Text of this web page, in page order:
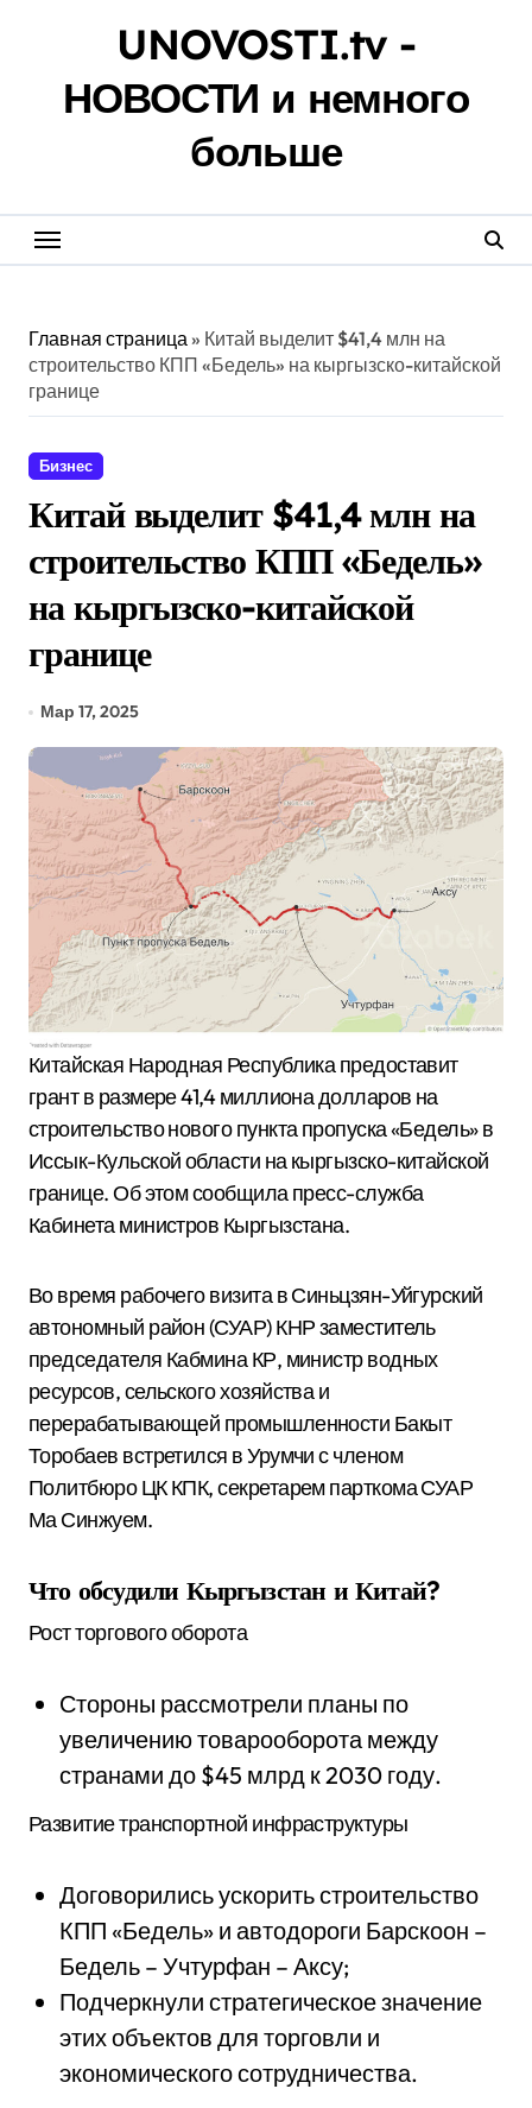
UNOVOSTI.tv -
НОВОСТИ и немного
больше
Главная страница» Китай выделит $41,4 млн на
строительство КПП «Бедель» на кыргызско-китайской
границе
Бизнес
Китай выделит $41,4 млн на
строительство КПП «Бедель»
на кыргызско-китайской
границе
Мар 17, 2025
Китайская Народная Республика предоставит
грант в размере 41,4 миллиона долларов на
строительство нового пункта пропуска «Бедель» в
Иссык-Кульской области на кыргызско-китайской
границе. Об этом сообщила пресс-служба
Кабинета министров Кыргызстана.
Во время рабочего визита в Синьцзян-Уйгурский
автономный район (СУАР) КНР заместитель
председателя Кабмина КР, министр водных
ресурсов, сельского хозяйства и
перерабатывающей промышленности Бакыт
Торобаев встретился в Урумчи с членом
Политбюро ЦК КПК, секретарем парткома СУАР
Ма Синжуем.
Что обсудили Кыргызстан и Китай?
Рост торгового оборота
Стороны рассмотрели планы по
увеличению товарооборота между
странами до $45 млрд к 2030 году.
Развитие транспортной инфраструктуры
Договорились ускорить строительство
КПП «Бедель» и автодороги Барскоон –
Бедель – Учтурфан – Аксу;
Подчеркнули стратегическое значение
этих объектов для торговли и
экономического сотрудничества.